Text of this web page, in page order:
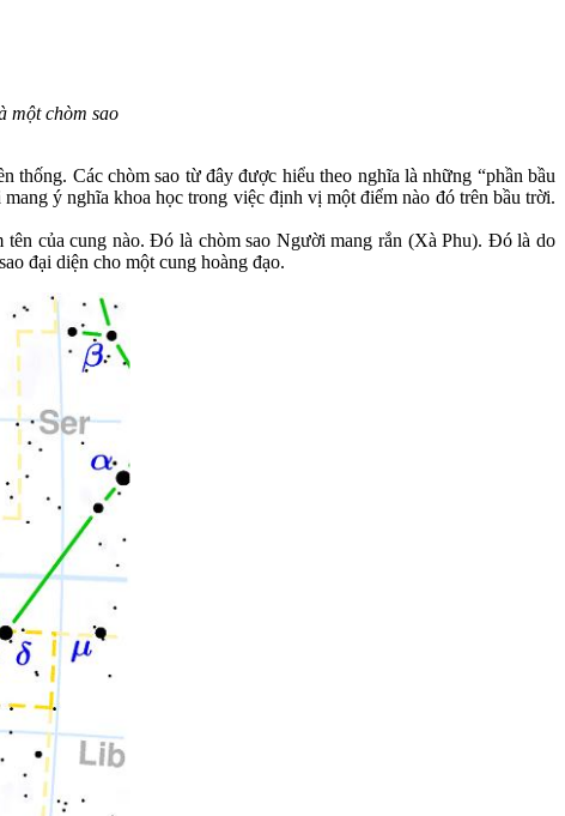
một chòm sao
Các chòm sao từ đây được hiểu theo nghĩa là những “phần bầu
ý nghĩa khoa học trong việc định vị một điểm nào đó trên bầu trời.
tên của cung nào. Đó là chòm sao Người mang rắn (Xà Phu). Đó là do
đại diện cho một cung hoàng đạo.